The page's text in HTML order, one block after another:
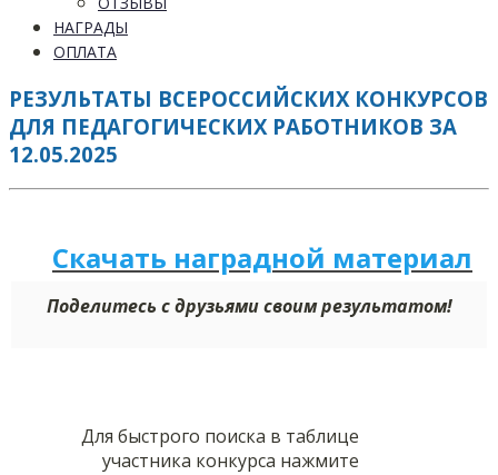
НАГРАДЫ
ОПЛАТА
РЕЗУЛЬТАТЫ ВСЕРОССИЙСКИХ КОНКУРСОВ
ДЛЯ ПЕДАГОГИЧЕСКИХ РАБОТНИКОВ ЗА
12.05.2025
Скачать наградной материал
Поделитесь с друзьями своим результатом!
Для быстрого поиска в таблице
участника конкурса нажмите